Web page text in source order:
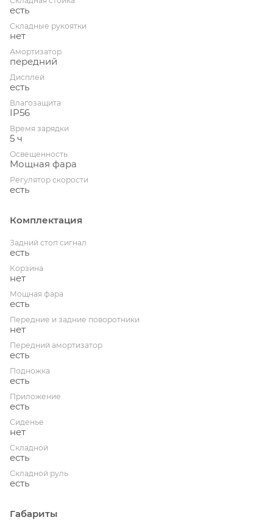
есть
Складные рукоятки
нет
Амортизатор
передний
Дисплей
есть
Влагозащита
IP56
Время зарядки
5 ч
Освещенность
Мощная фара
Регулятор скорости
есть
Комплектация
Задний стоп сигнал
есть
Корзина
нет
Мощная фара
есть
Передние и задние поворотники
нет
Передний амортизатор
есть
Подножка
есть
Приложение
есть
Сиденье
нет
Складной
есть
Складной руль
есть
Габариты